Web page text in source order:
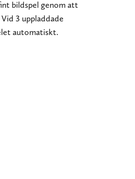
bildspel genom att
3 uppladdade
automatiskt.